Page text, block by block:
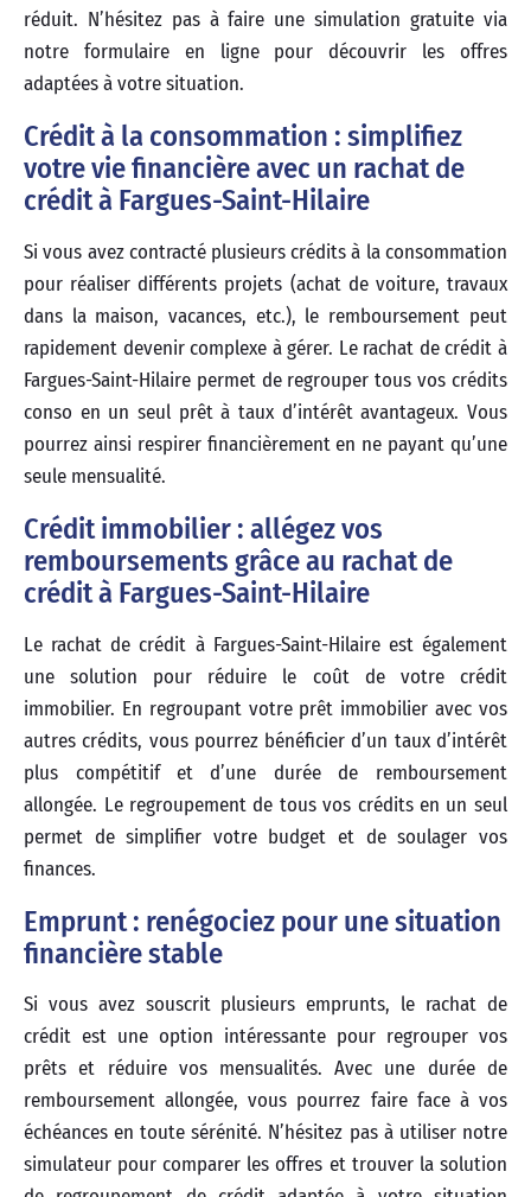
réduit. N’hésitez pas à faire une simulation gratuite via
notre formulaire en ligne pour découvrir les offres
adaptées à votre situation.
Crédit à la consommation : simplifiez
votre vie financière avec un rachat de
crédit à Fargues-Saint-Hilaire
Si vous avez contracté plusieurs crédits à la consommation
pour réaliser différents projets (achat de voiture, travaux
dans la maison, vacances, etc.), le remboursement peut
rapidement devenir complexe à gérer. Le rachat de crédit à
Fargues-Saint-Hilaire permet de regrouper tous vos crédits
conso en un seul prêt à taux d’intérêt avantageux. Vous
pourrez ainsi respirer financièrement en ne payant qu’une
seule mensualité.
Crédit immobilier : allégez vos
remboursements grâce au rachat de
crédit à Fargues-Saint-Hilaire
Le rachat de crédit à Fargues-Saint-Hilaire est également
une solution pour réduire le coût de votre crédit
immobilier. En regroupant votre prêt immobilier avec vos
autres crédits, vous pourrez bénéficier d’un taux d’intérêt
plus compétitif et d’une durée de remboursement
allongée. Le regroupement de tous vos crédits en un seul
permet de simplifier votre budget et de soulager vos
finances.
Emprunt : renégociez pour une situation
financière stable
Si vous avez souscrit plusieurs emprunts, le rachat de
crédit est une option intéressante pour regrouper vos
prêts et réduire vos mensualités. Avec une durée de
remboursement allongée, vous pourrez faire face à vos
échéances en toute sérénité. N’hésitez pas à utiliser notre
simulateur pour comparer les offres et trouver la solution